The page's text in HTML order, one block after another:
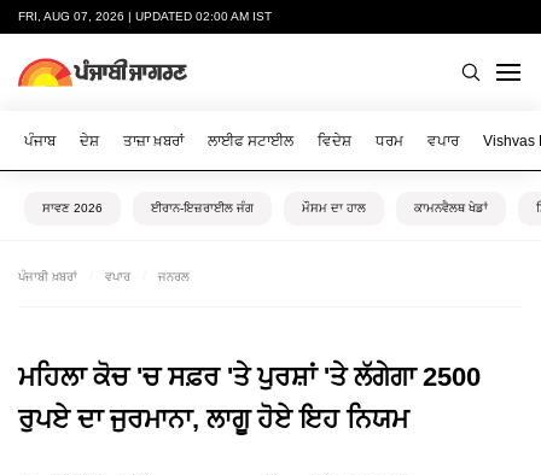
FRI, AUG 07, 2026 | UPDATED 02:00 AM IST
ਪੰਜਾਬ ਦੇਸ਼ ਤਾਜ਼ਾ ਖ਼ਬਰਾਂ ਲਾਈਫ ਸਟਾਈਲ ਵਿਦੇਸ਼ ਧਰਮ ਵਪਾਰ Vishvas
ਸਾਵਣ 2026 ਈਰਾਨ-ਇਜ਼ਰਾਈਲ ਜੰਗ ਮੌਸਮ ਦਾ ਹਾਲ ਕਾਮਨਵੈਲਥ ਖੇਡਾਂ
ਪੰਜਾਬੀ ਖ਼ਬਰਾਂ ਵਪਾਰ ਜਨਰਲ
ਮਹਿਲਾ ਕੋਚ 'ਚ ਸਫ਼ਰ 'ਤੇ ਪੁਰਸ਼ਾਂ 'ਤੇ ਲੱਗੇਗਾ 2500
ਰੁਪਏ ਦਾ ਜੁਰਮਾਨਾ, ਲਾਗੂ ਹੋਏ ਇਹ ਨਿਯਮ